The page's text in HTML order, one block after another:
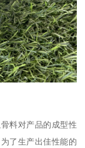
料对产品的成型性
了生产出佳性能的